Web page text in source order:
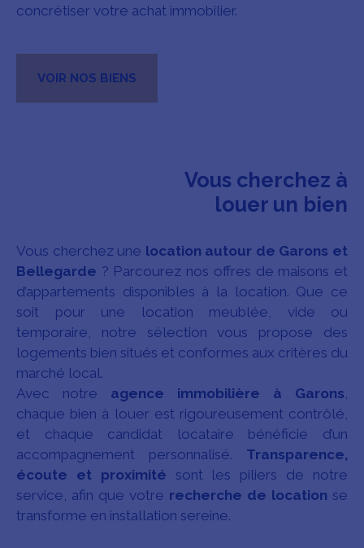
concrétiser votre achat immobilier.
VOIR NOS BIENS
Vous cherchez à
louer un bien
Vous cherchez une location autour de Garons et
Bellegarde ? Parcourez nos offres de maisons et
d’appartements disponibles à la location. Que ce
soit pour une location meublée, vide ou
temporaire, notre sélection vous propose des
logements bien situés et conformes aux critères du
marché local.
Avec notre agence immobilière à Garons,
chaque bien à louer est rigoureusement contrôlé,
et chaque candidat locataire bénéficie d’un
accompagnement personnalisé. Transparence,
écoute et proximité sont les piliers de notre
service, afin que votre recherche de location se
transforme en installation sereine.